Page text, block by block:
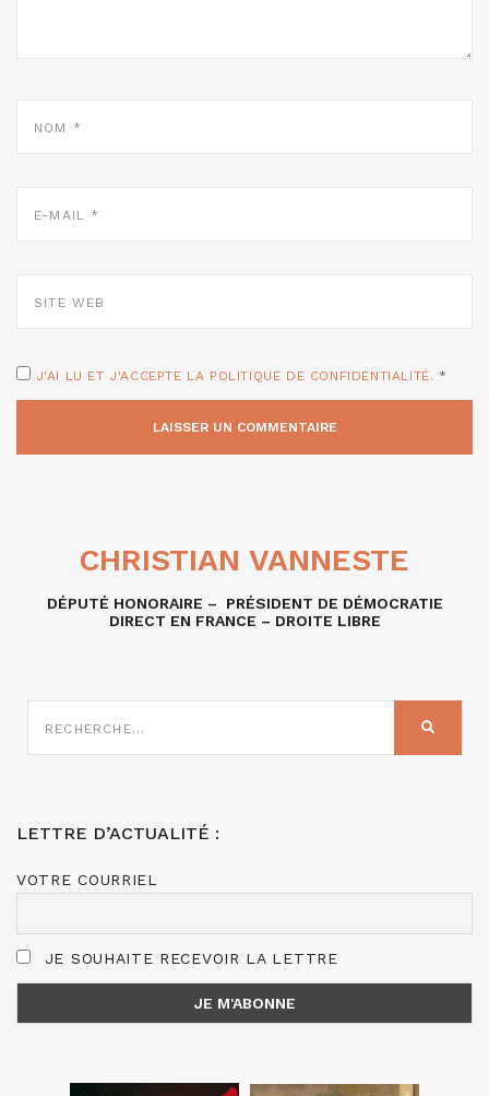
MAIL
WEB
J'AI LU ET J'ACCEPTE LA POLITIQUE DE CONFIDENTIALITÉ. *
CHRISTIAN VANNESTE
DÉPUTÉ HONORAIRE – PRÉSIDENT DE DÉMOCRATIE
DIRECT EN FRANCE – DROITE LIBRE
SUR
LETTRE D’ACTUALITÉ :
VOTRE COURRIEL
JE SOUHAITE RECEVOIR LA LETTRE